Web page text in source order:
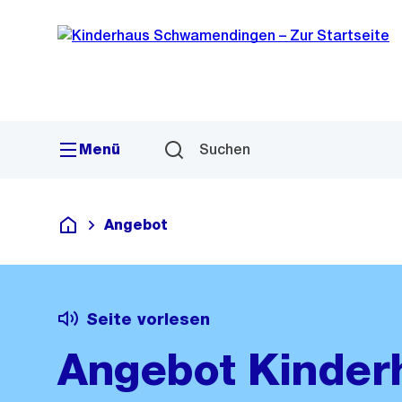
Navigation
Sprunglink
Menü Suchen
Kinderhaus Schwamendingen
Angebot
Seite vorlesen
Angebot